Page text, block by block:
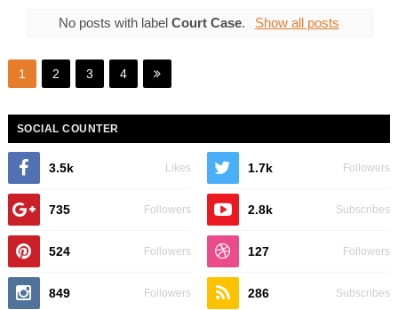
No posts with labelCourt Case. Show all posts
1 2 3 4
SOCIAL COUNTER
3.5k Likes 1.7k Followers
735 Followers 2.8k Subscribes
524 Followers 127 Followers
849 Followers 286 Subscribes